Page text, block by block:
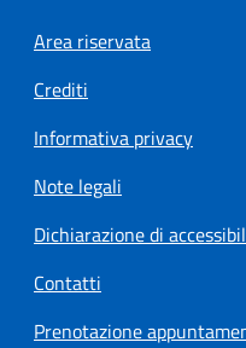
Footer menu
Area riservata
Crediti
Informativa privacy
Note legali
Dichiarazione di
Contatti
Prenotazione